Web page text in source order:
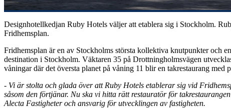
Designhotellkedjan Ruby Hotels väljer att etablera sig i Stockholm.
Fridhemsplan.
Fridhemsplan är en av Stockholms största kollektiva knutpunkter och
destination i Stockholm. Väktaren 35 på Drottningholmsvägen
våningar där det översta planet på våning 11 blir en takrestaurang med
- Vi är stolta och glada över att Ruby Hotels etablerar sig vid
såsom den förtjänar. Nu ska vi hitta rätt restauratör för
Alecta Fastigheter och ansvarig för utvecklingen av fastigheten.